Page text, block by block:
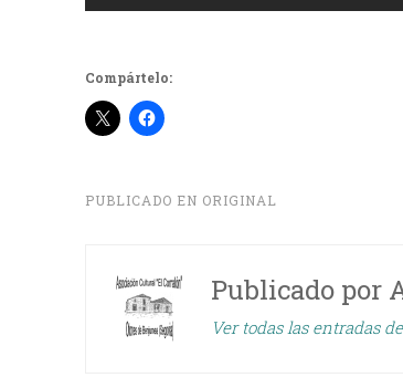
Compártelo:
PUBLICADO EN ORIGINAL
Publicado por
Ver todas las entradas